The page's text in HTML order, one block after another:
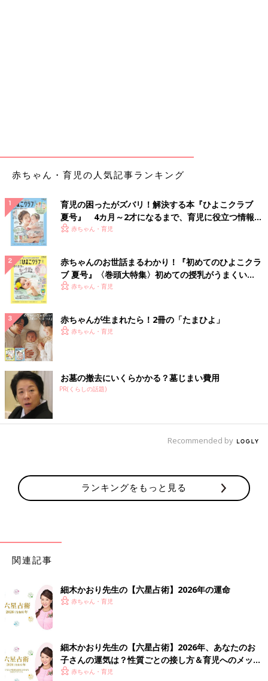
く混じり合うため、おっしゃる通り、能力が高く、仕事ができる
ただ、正義感が強く、なんでも自分でできてしまうため、男性か
ら頼られたり、弱さを見せられたりすると、つい、なんとかして
あげたいという感情が芽生えてしまうのでしょう。そして、一度
好きになると、土星人はまっすぐに一人の人を思い続ける傾向が
ありますから、身も心もボロボロになるまでとことん尽くしてし
まうのかもしれません。加えて、娘さんは昨年まで“大殺界”の渦
中にありましたから、特に、よからぬ恋を引き寄せてしまったと
よって、今年から三年間は運気も良いですし、もし娘さん自身が
早期の結婚を望んでいるのであれば、お母様のほうから、お見合
いを提案してみても良いかもしれません。ただし、娘さんは理想
もプライドも高い土星人です。特に若いうちは、自分で何とかし
たいという気持ちが強い傾向にありますから、一方的にお見合い
を押し付けてしまわないよう注意してください。娘さんの気持ち
を汲み取りながら、娘さんのプライドを傷つけないよう、お母様
がうまく立ち回るようにされるとよいでしょう。
一男二女の母。細木数子のマネージャー兼アシスタントを経て、
赤ちゃん・育児の人気記事ランキング
育児の困ったがズバリ！解決する本『ひよこクラブ
夏号』 4カ月～2才になるまで、育児に役立つ情報が
いっぱい！
赤ちゃん・育児
赤ちゃんのお世話まるわかり！『初めてのひよこクラ
ブ 夏号』〈巻頭大特集〉初めての授乳がうまくい
く！ おっぱい・ミルクの基本と夏のトラブル 解決テ
赤ちゃん・育児
赤ちゃんが生まれたら！2冊の「たまひよ」
赤ちゃん・育児
お墓の撤去にいくらかかる？墓じまい費用
PR(くらしの話題)
Recommended by
ランキングをもっと見る
関連記事
細木かおり先生の【六星占術】2026年の運命
赤ちゃん・育児
細木かおり先生の【六星占術】2026年、あなたのお
子さんの運気は？性質ごとの接し方＆育児へのメッセ
ージ赤ちゃん・育児